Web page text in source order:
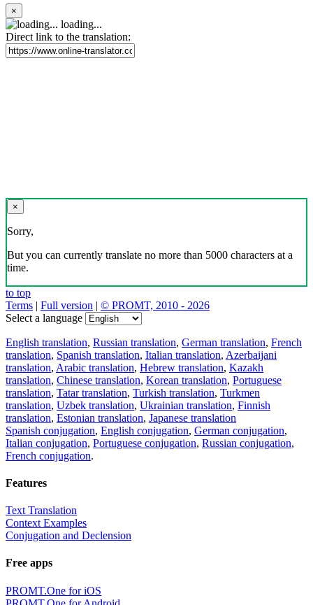
×
loading...
Direct link to the translation:
×
Sorry,
But you can currently translate no more than 5000 characters at a
time.
to top
Terms | Full version | © PROMT, 2010 - 2026
Select a language
English translation, Russian translation, German translation, French
translation, Spanish translation, Italian translation, Azerbaijani
translation, Arabic translation, Hebrew translation, Kazakh
translation, Chinese translation, Korean translation, Portuguese
translation, Tatar translation, Turkish translation, Turkmen
translation, Uzbek translation, Ukrainian translation, Finnish
translation, Estonian translation, Japanese translation
Spanish conjugation, English conjugation, German conjugation,
Italian conjugation, Portuguese conjugation, Russian conjugation,
French conjugation.
Features
Text Translation
Context Examples
Conjugation and Declension
Free apps
PROMT.One for iOS